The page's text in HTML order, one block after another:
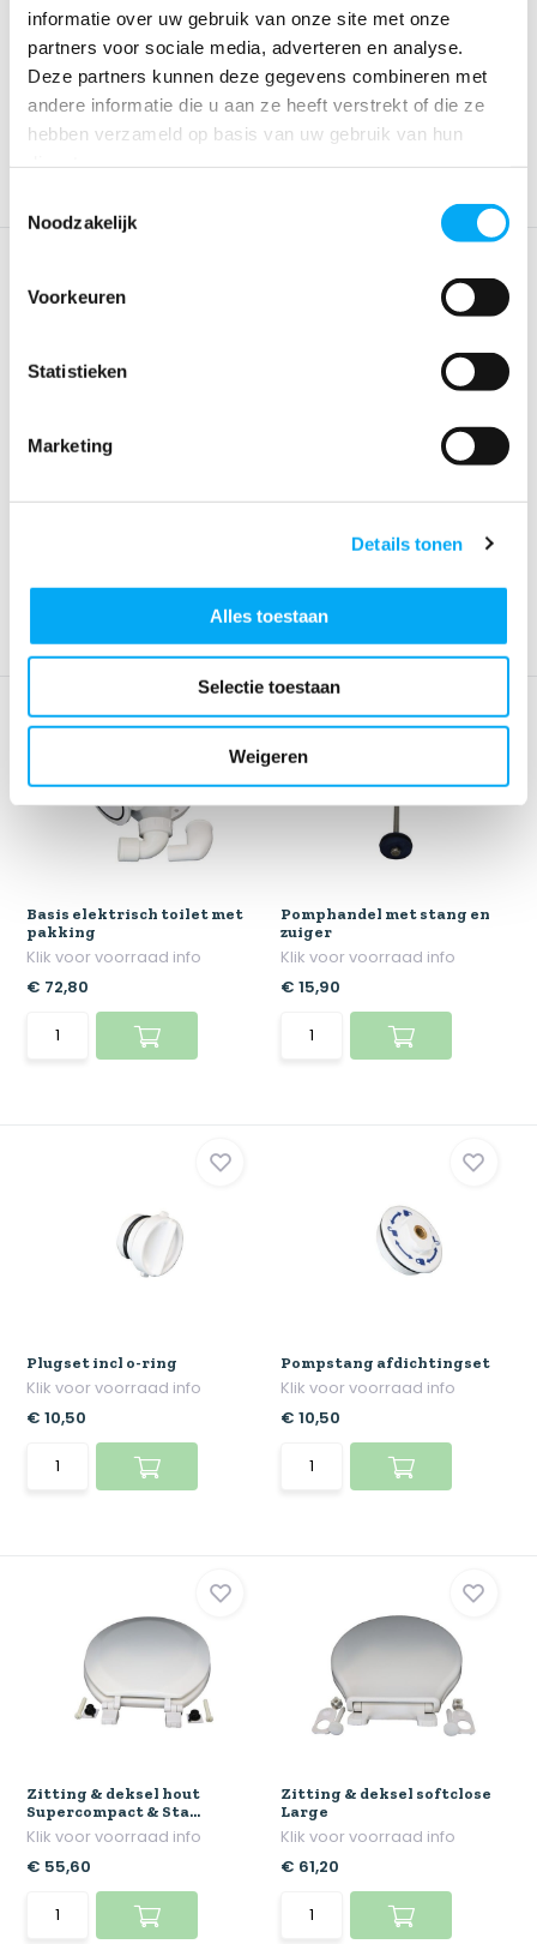
informatie over uw gebruik van onze site met onze
partners voor sociale media, adverteren en analyse.
Deze partners kunnen deze gegevens combineren met
andere informatie die u aan ze heeft verstrekt of die ze
hebben verzameld op basis van uw gebruik van hun
Noodzakelijk
Voorkeuren
Statistieken
Marketing
Details tonen
Alles toestaan
Selectie toestaan
Weigeren
Pakkingset elektrisch
Klik voor voorraad info
€ 48,20
Spoelpompset elektrisch
Klik voor voorraad info
€ 64,30
Klik voor voorraad info
Motor elektrisch toilet 12V /
Klik voor voorraad info
Basis elektrisch toilet met
pakking
Klik voor voorraad info
€ 72,80
Pomphandel met stang en
zuiger
Klik voor voorraad info
€ 15,90
Plugset incl o-ring
Klik voor voorraad info
€ 10,50
Pompstang afdichtingset
Klik voor voorraad info
€ 10,50
Zitting & deksel hout
Supercompact & Sta...
Klik voor voorraad info
€ 55,60
Zitting & deksel softclose
Large
Klik voor voorraad info
€ 61,20